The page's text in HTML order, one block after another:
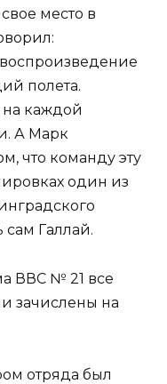
место в
полета.
на каждой
А Марк
что команду эту
один из
сам Галлай.
ВВС № 21 все
зачислены на
отряда был